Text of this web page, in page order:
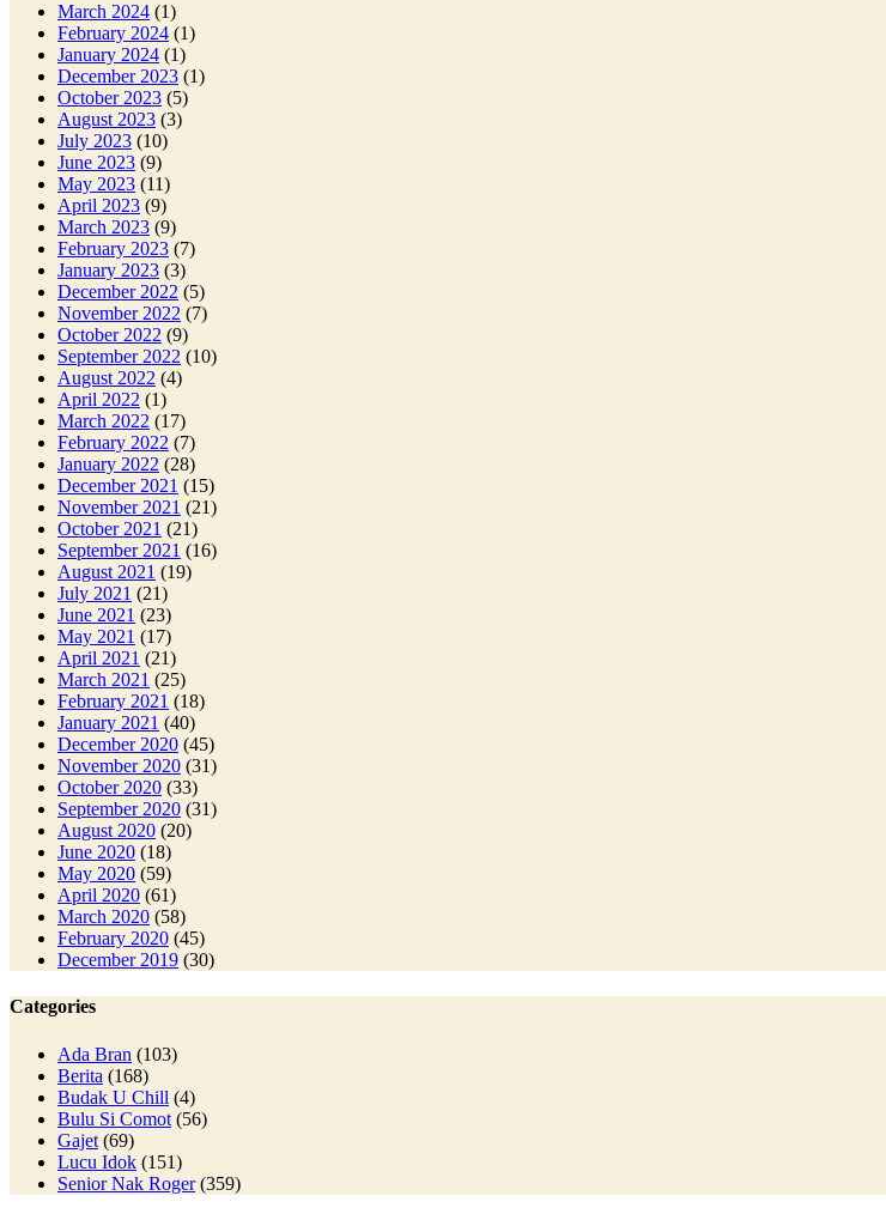
March 2024 (1)
February 2024 (1)
January 2024 (1)
December 2023 (1)
October 2023 (5)
August 2023 (3)
July 2023 (10)
June 2023 (9)
May 2023 (11)
April 2023 (9)
March 2023 (9)
February 2023 (7)
January 2023 (3)
December 2022 (5)
November 2022 (7)
October 2022 (9)
September 2022 (10)
August 2022 (4)
April 2022 (1)
March 2022 (17)
February 2022 (7)
January 2022 (28)
December 2021 (15)
November 2021 (21)
October 2021 (21)
September 2021 (16)
August 2021 (19)
July 2021 (21)
June 2021 (23)
May 2021 (17)
April 2021 (21)
March 2021 (25)
February 2021 (18)
January 2021 (40)
December 2020 (45)
November 2020 (31)
October 2020 (33)
September 2020 (31)
August 2020 (20)
June 2020 (18)
May 2020 (59)
April 2020 (61)
March 2020 (58)
February 2020 (45)
December 2019 (30)
Categories
Ada Bran (103)
Berita (168)
Budak U Chill (4)
Bulu Si Comot (56)
Gajet (69)
Lucu Idok (151)
Senior Nak Roger(359)